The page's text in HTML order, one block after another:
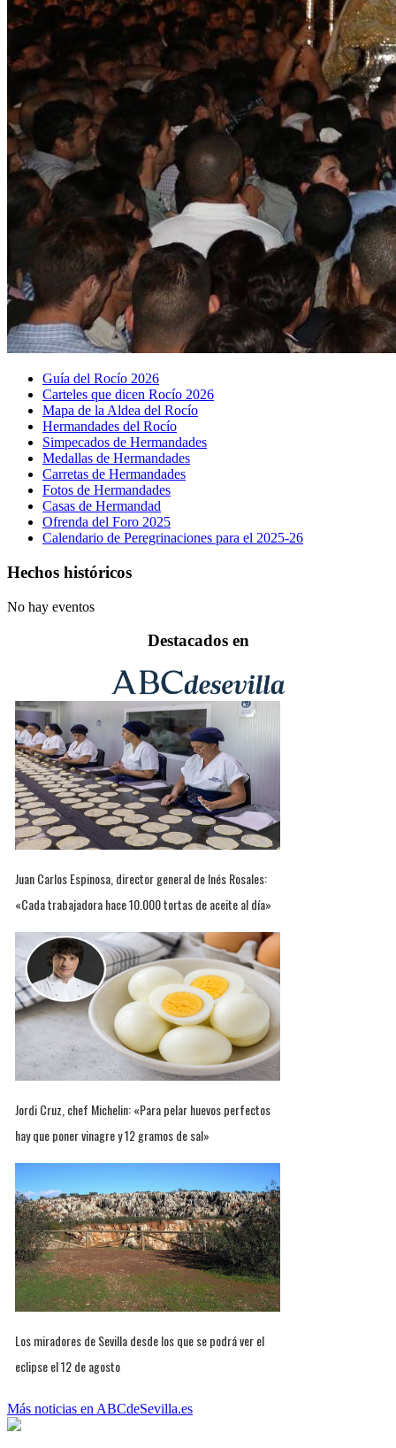
Guía del Rocío 2026
Carteles que dicen Rocío 2026
Mapa de la Aldea del Rocío
Hermandades del Rocío
Simpecados de Hermandades
Medallas de Hermandades
Carretas de Hermandades
Fotos de Hermandades
Casas de Hermandad
Ofrenda del Foro 2025
Calendario de Peregrinaciones para el 2025-26
Hechos históricos
No hay eventos
Destacados en
Juan Carlos Espinosa, director general de Inés Rosales:
«Cada trabajadora hace 10.000 tortas de aceite al día»
Jordi Cruz, chef Michelin: «Para pelar huevos perfectos
hay que poner vinagre y 12 gramos de sal»
Los miradores de Sevilla desde los que se podrá ver el
eclipse el 12 de agosto
Más noticias en ABCdeSevilla.es